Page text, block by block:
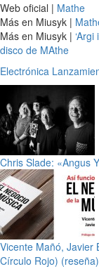
Web oficial | Mathe
Más en Miusyk |
Más en Miusyk |
disco de MAthe
Electrónica
Chris Slade: «Angus
Vicente Mañó, Javier
Círculo Rojo) (reseña)